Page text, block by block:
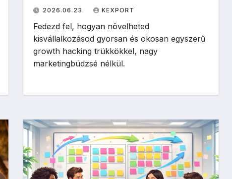
2026.06.23. KEXPORT
Fedezd fel, hogyan növelheted
kisvállalkozásod gyorsan és okosan egyszerű
growth hacking trükkökkel, nagy
marketingbüdzsé nélkül.